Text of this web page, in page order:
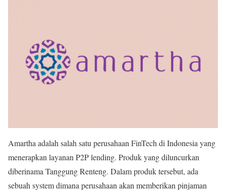
Amartha adalah salah satu perusahaan FinTech di Indonesia yang
menerapkan layanan P2P lending. Produk yang diluncurkan
diberinama Tanggung Renteng. Dalam produk tersebut, ada
sebuah system dimana perusahaan akan memberikan pinjaman